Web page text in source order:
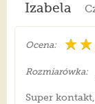
Izabela
Ocena:
Rozmiarówka:
Super